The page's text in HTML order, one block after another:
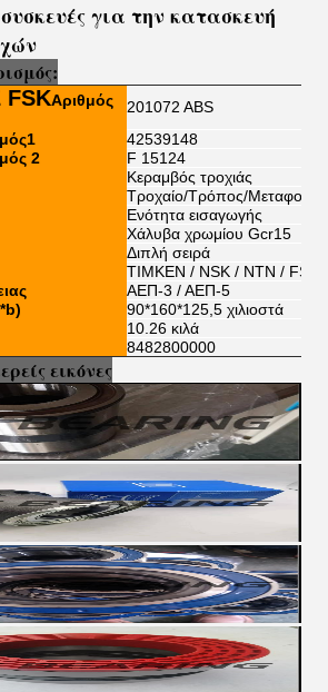
για την κατασκευή
Αριθμός
201072 ABS
42539148
2
F 15124
Κεραμβός τροχιάς
Τροχαίο/Τρόπος/
Ενότητα εισαγωγής
Χάλυβα χρωμίου Gcr15
Διπλή σειρά
TIMKEN / NSK / NTN /
ΑΕΠ-3 / ΑΕΠ-5
90*160*125,5 χιλιοστά
10.26 κιλά
8482800000
εικόνες